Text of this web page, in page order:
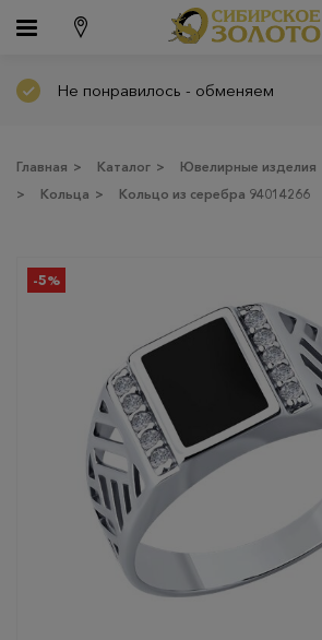
Не понравилось - обменяем
Главная > Каталог > Ювелирные изделия
>
Кольца > Кольцо из серебра 94014266
-5%